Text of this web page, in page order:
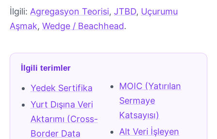
İlgili: Agregasyon Teorisi, JTBD, Uçurumu
Aşmak, Wedge / Beachhead.
İlgili terimler
Yedek Sertifika
Yurt Dışına Veri
Aktarımı (Cross-
Border Data
MOIC (Yatırılan
Sermaye
Katsayısı)
Alt Veri İşleyen